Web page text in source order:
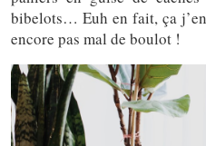
bibelots… Euh en fait, ça
encore pas mal de boulot !